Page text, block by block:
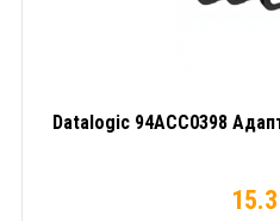
Datalogic 94ACC0398